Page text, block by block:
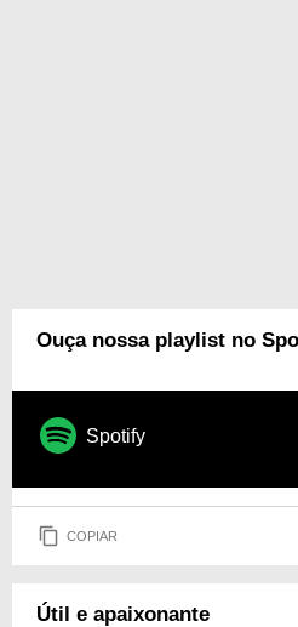
Ouça nossa playlist no
Spotify
COPIAR
Útil e apaixonante